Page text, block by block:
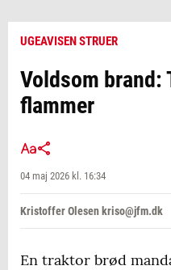
UGEAVISEN STRUER
Voldsom
flammer
04 maj 2026 kl. 16:34
Kristoffer Olesen kriso@jfm.dk
En traktor brød